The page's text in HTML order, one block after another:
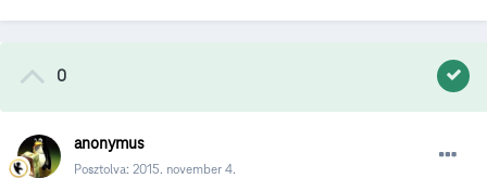
0
anonymus
Posztolva: 2015. november 4.